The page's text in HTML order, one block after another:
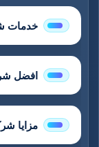
خدمات
افضل
مزايا